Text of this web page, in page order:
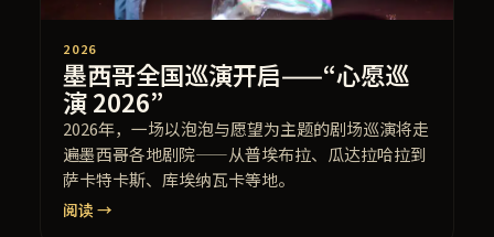
2026
墨西哥全国巡演开启——“心愿巡
演 2026”
2026年，一场以泡泡与愿望为主题的剧场巡演将走
遍墨西哥各地剧院——从普埃布拉、瓜达拉哈拉到
萨卡特卡斯、库埃纳瓦卡等地。
阅读 →